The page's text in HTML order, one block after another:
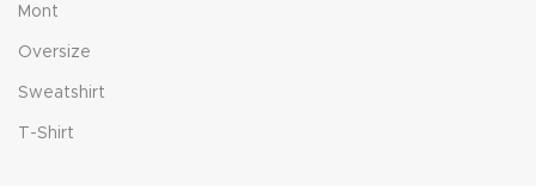
Mont
Oversize
Sweatshirt
T-Shirt